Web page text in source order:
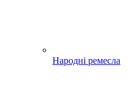
Народні ремесла